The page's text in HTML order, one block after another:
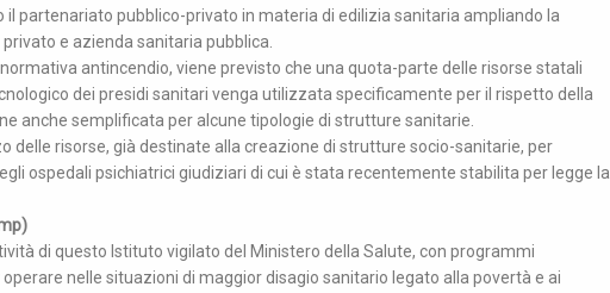
partenariato pubblico-privato in materia di edilizia sanitaria ampliando la
e azienda sanitaria pubblica.
antincendio, viene previsto che una quota-parte delle risorse statali
dei presidi sanitari venga utilizzata specificamente per il rispetto della
anche semplificata per alcune tipologie di strutture sanitarie.
delle risorse, già destinate alla creazione di strutture socio-sanitarie, per
ospedali psichiatrici giudiziari di cui è stata recentemente stabilita per legge la
di questo Istituto vigilato del Ministero della Salute, con programmi
nelle situazioni di maggior disagio sanitario legato alla povertà e ai